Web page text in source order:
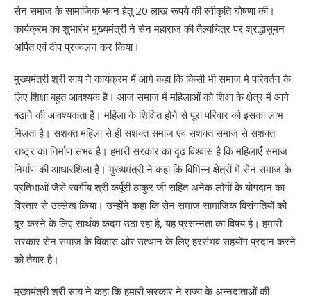
सेन समाज के सामाजिक भवन हेतु 20 लाख रूपये की स्वीकृति घोषणा की।
कार्यक्रम का शुभारंभ मुख्यमंत्री ने सेन महाराज की तैल्यचित्र पर श्रद्धासुमन
अर्पित एवं दीप प्रज्वलन कर किया।
मुख्यमंत्री श्री साय ने कार्यक्रम में आगे कहा कि किसी भी समाज मे परिवर्तन के
लिए शिक्षा बहुत आवश्यक है। आज समाज में महिलाओं को शिक्षा के क्षेत्र में आगे
बढ़ाने की आवश्यकता है। महिला के शिक्षित होने से पूरा परिवार को इसका लाभ
मिलता है। सशक्त महिला से ही सशक्त समाज एवं सशक्त समाज से सशक्त
राष्ट्र का निर्माण संभव है। हमारी सरकार का दृढ़ विश्वास है कि महिलाएँ समाज
निर्माण की आधारशिला हैं। मुख्यमंत्री ने कहा कि विभिन्न क्षेत्रों में सेन समाज के
प्रतिभाओं जैसे स्वर्गीय श्री कर्पूरी ठाकुर जी सहित अनेक लोगों के योगदान का
विस्तार से उल्लेख किया। उन्होंने कहा कि सेन समाज सामाजिक विसंगतियों को
दूर करने के लिए सार्थक कदम उठा रहा है, यह प्रसन्नता का विषय है। हमारी
सरकार सेन समाज के विकास और उत्थान के लिए हरसंभव सहयोग प्रदान करने
को तैयार है।
मुख्यमंत्री श्री साय ने कहा कि हमारी सरकार ने राज्य के अन्नदाताओं की